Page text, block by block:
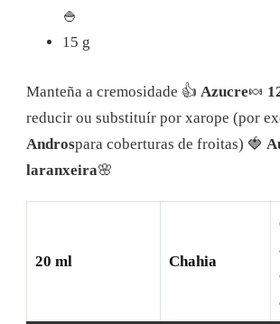
🍚
15 g
Manteña a cremosidade 👍 Azucre🍬
reducir ou substituír por xarope (por
Androspara coberturas de froitas) 🍓
laranxeira🌸
20 ml Chahia